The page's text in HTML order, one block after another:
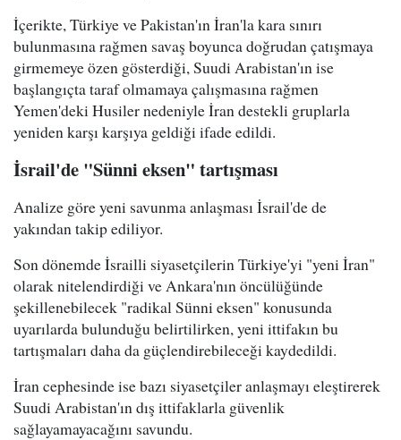
İçerikte, Türkiye ve Pakistan'ın İran'la kara sınırı
bulunmasına rağmen savaş boyunca doğrudan çatışmaya
girmemeye özen gösterdiği, Suudi Arabistan'ın ise
başlangıçta taraf olmamaya çalışmasına rağmen
Yemen'deki Husiler nedeniyle İran destekli gruplarla
yeniden karşı karşıya geldiği ifade edildi.
İsrail'de "Sünni eksen" tartışması
Analize göre yeni savunma anlaşması İsrail'de de
yakından takip ediliyor.
Son dönemde İsrailli siyasetçilerin Türkiye'yi "yeni İran"
olarak nitelendirdiği ve Ankara'nın öncülüğünde
şekillenebilecek "radikal Sünni eksen" konusunda
uyarılarda bulunduğu belirtilirken, yeni ittifakın bu
tartışmaları daha da güçlendirebileceği kaydedildi.
İran cephesinde ise bazı siyasetçiler anlaşmayı eleştirerek
Suudi Arabistan'ın dış ittifaklarla güvenlik
sağlayamayacağını savundu.